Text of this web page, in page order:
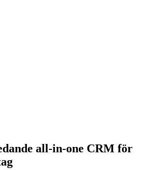
all-in-one CRM för